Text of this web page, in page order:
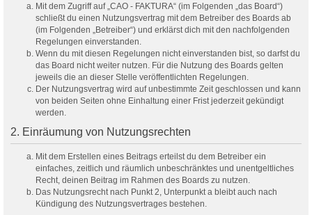
Mit dem Zugriff auf „CAO - FAKTURA“ (im Folgenden „das Board“)
schließt du einen Nutzungsvertrag mit dem Betreiber des Boards ab
(im Folgenden „Betreiber“) und erklärst dich mit den nachfolgenden
Regelungen einverstanden.
Wenn du mit diesen Regelungen nicht einverstanden bist, so darfst du
das Board nicht weiter nutzen. Für die Nutzung des Boards gelten
jeweils die an dieser Stelle veröffentlichten Regelungen.
Der Nutzungsvertrag wird auf unbestimmte Zeit geschlossen und kann
von beiden Seiten ohne Einhaltung einer Frist jederzeit gekündigt
werden.
2. Einräumung von Nutzungsrechten
Mit dem Erstellen eines Beitrags erteilst du dem Betreiber ein
einfaches, zeitlich und räumlich unbeschränktes und unentgeltliches
Recht, deinen Beitrag im Rahmen des Boards zu nutzen.
Das Nutzungsrecht nach Punkt 2, Unterpunkt a bleibt auch nach
Kündigung des Nutzungsvertrages bestehen.